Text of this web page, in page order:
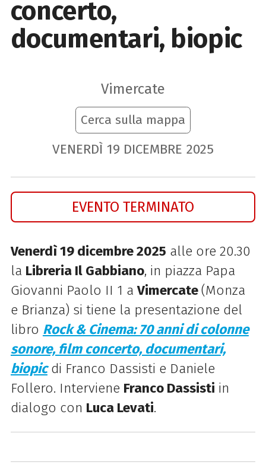
concerto,
documentari, biopic
Vimercate
Cerca sulla mappa
VENERDÌ 19 DICEMBRE 2025
EVENTO TERMINATO
Venerdì 19 dicembre 2025 alle ore 20.30
la Libreria Il Gabbiano, in piazza Papa
Giovanni Paolo II 1 aVimercate(Monza
e Brianza) si tiene la presentazione del
libro Rock & Cinema: 70 anni di colonne
sonore, film concerto, documentari,
biopicdi Franco Dassisti e Daniele
Follero. Interviene Franco Dassisti in
dialogo con Luca Levati.